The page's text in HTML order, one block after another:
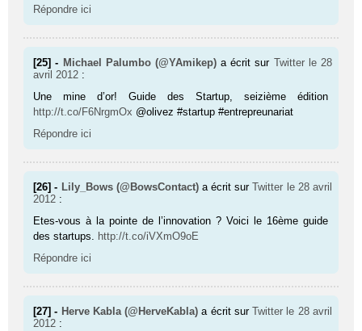
Répondre ici
[25] - Michael Palumbo (@YAmikep) a écrit sur Twitter le 28
avril 2012 :
Une mine d’or! Guide des Startup, seizième édition
http://t.co/F6NrgmOx @olivez #startup #entrepreunariat
Répondre ici
[26] - Lily_Bows (@BowsContact) a écrit surTwitter le 28 avril
2012 :
Etes-vous à la pointe de l’innovation ? Voici le 16ème guide
des startups. http://t.co/iVXmO9oE
Répondre ici
[27] - Herve Kabla (@HerveKabla) a écrit surTwitter le 28 avril
2012 :